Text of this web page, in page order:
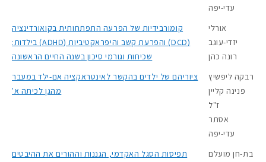
עדי-יפה
אורלי
יזדי-עוגב
רונה כהן
קומורבידיות של הפרעה התפתחותית בקואורדינציה
(DCD) והפרעת קשב והיפראקטיביות (ADHD) בילדות:
שכיחות וגורמי סיכון בשנה החיים הראשונה
רבקה ליפשיץ
פנינה קליין
ז"ל
אסתר
עדי-יפה
ציוריהם של ילדים בהקשר לאינטראקציה אם-ילד במעבר
מהגן לכיתה א'
בת-חן מועלם
תפיסות הסגל האקדמי, הגננות וההורים את ההיבטים